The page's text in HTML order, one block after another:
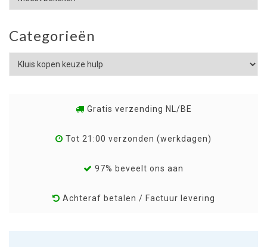
Categorieën
Gratis verzending NL/BE
Tot 21:00 verzonden (werkdagen)
97% beveelt ons aan
Achteraf betalen / Factuur levering